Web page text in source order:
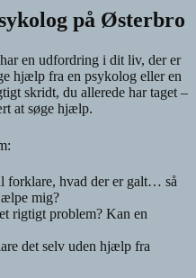
på Østerbro
en udfordring i dit liv, der er
hjælp fra en psykolog eller en
skridt, du allerede har taget –
at søge hjælp.
forklare, hvad der er galt… så
mig?
rigtigt problem? Kan en
det selv uden hjælp fra